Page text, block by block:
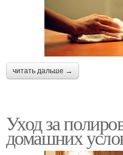
читать дальше →
Уход за
домашних